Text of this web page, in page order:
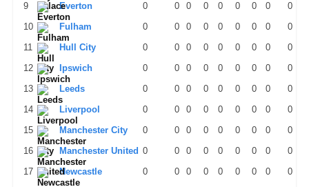
9
Everton 0 0 0 0 0 0 0 0
0
10
Fulham 0 0 0 0 0 0 0 0
0
11
Hull City 0 0 0 0 0 0 0 0
0
12
Ipswich 0 0 0 0 0 0 0 0
0
13
Leeds 0 0 0 0 0 0 0 0
0
14
Liverpool 0 0 0 0 0 0 0 0
0
15
Manchester City 0 0 0 0 0 0 0 0
0
16
Manchester United 0 0 0 0 0 0 0 0
0
17
Newcastle 0 0 0 0 0 0 0 0
0